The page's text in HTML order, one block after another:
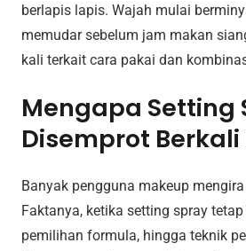
berlapis lapis. Wajah mulai
memudar sebelum jam makan
kali terkait cara pakai dan
Mengapa Setting
Disemprot Berkali
Banyak pengguna makeup
Faktanya, ketika setting spray
pemilihan formula, hingga teknik